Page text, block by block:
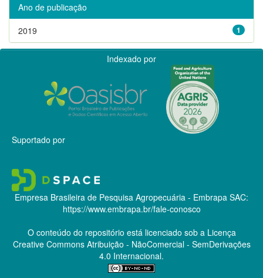
Ano de publicação
1
2019
Indexado por
Suportado por
Empresa Brasileira de Pesquisa Agropecuária - Embrapa SAC:
https://www.embrapa.br/fale-conosco
O conteúdo do repositório está licenciado sob a Licença
Creative CommonsAtribuição - NãoComercial - SemDerivações
4.0 Internacional.